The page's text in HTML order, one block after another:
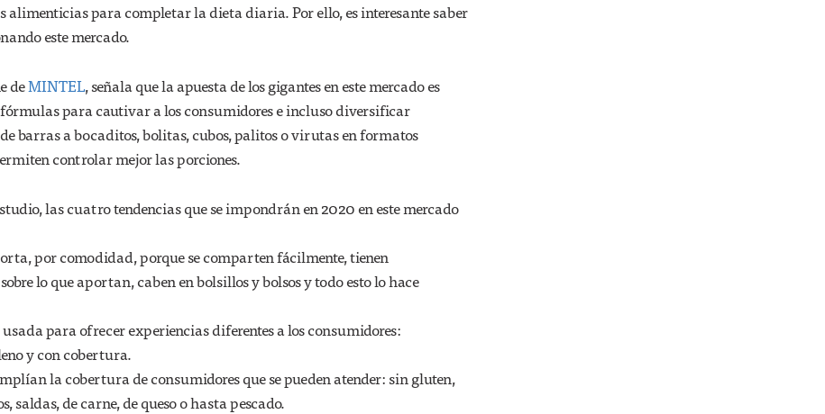
alimenticias para completar la dieta diaria. Por ello, es interesante saber
este mercado.
deMINTEL, señala que la apuesta de los gigantes en este mercado es
para cautivar a los consumidores e incluso diversificar
barras a bocaditos, bolitas, cubos, palitos o virutas en formatos
controlar mejor las porciones.
las cuatro tendencias que se impondrán en 2020 en este mercado
por comodidad, porque se comparten fácilmente, tienen
lo que aportan, caben en bolsillos y bolsos y todo esto lo hace
para ofrecer experiencias diferentes a los consumidores:
y con cobertura.
la cobertura de consumidores que se pueden atender: sin gluten,
saldas, de carne, de queso o hasta pescado.